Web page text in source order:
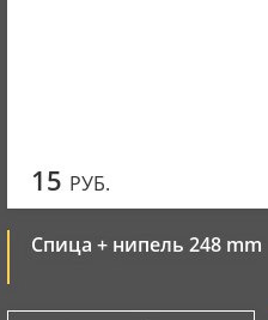
15 РУБ.
Спица + нипель 248 mm